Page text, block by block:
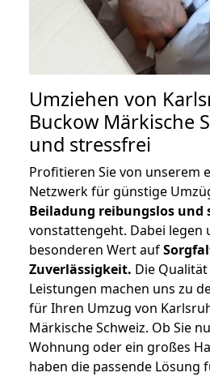
Umziehen von
Buckow Märkische
und stressfrei
Profitieren Sie von unserem
Netzwerk für günstige
Beiladung reibungslos und
vonstattengeht. Dabei legen
besonderen Wert auf
Zuverlässigkeit. Die
Leistungen machen uns zu
für Ihren Umzug von
Märkische Schweiz. Ob Sie
Wohnung oder ein großes
haben die passende Lösung